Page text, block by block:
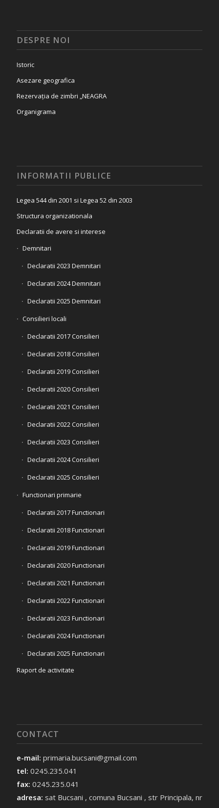
DESPRE NOI
Istoric
Asezare geografica
Rezervația de zimbri „NEAGRA
Organigrama
INFORMATII PUBLICE
Legea 544 din 2001 si Legea 52 din 2003
Structura organizationala
Declaratii de avere si interese
Demnitari
Declaratii 2023 Demnitari
Declaratii 2024 Demnitari
Declaratii 2025 Demnitari
Consilieri locali
Declaratii 2017 Consilieri
Declaratii 2018 Consilieri
Declaratii 2019 Consilieri
Declaratii 2020 Consilieri
Declaratii 2021 Consilieri
Declaratii 2022 Consilieri
Declaratii 2023 Consilieri
Declaratii 2024 Consilieri
Declaratii 2025 Consilieri
Functionari primarie
Declaratii 2017 Functionari
Declaratii 2018 Functionari
Declaratii 2019 Functionari
Declaratii 2020 Functionari
Declaratii 2021 Functionari
Declaratii 2022 Functionari
Declaratii 2023 Functionari
Declaratii 2024 Functionari
Declaratii 2025 Functionari
Raport de activitate
CONTACT
e-mail: primaria.bucsani@gmail.com
tel: 0245.235.041
fax: 0245.235.041
adresa: sat Bucsani , comuna Bucsani , str Principala, nr